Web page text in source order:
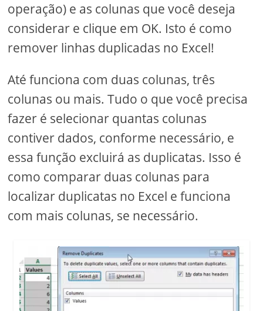
operação) e as colunas que você deseja
considerar e clique em OK. Isto é como
remover linhas duplicadas no Excel!
Até funciona com duas colunas, três
colunas ou mais. Tudo o que você precisa
fazer é selecionar quantas colunas
contiver dados, conforme necessário, e
essa função excluirá as duplicatas. Isso é
como comparar duas colunas para
localizar duplicatas no Excel e funciona
com mais colunas, se necessário.